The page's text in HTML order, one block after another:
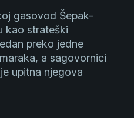
gasovod Šepak-
kao strateški
preko jedne
a sagovornici
upitna njegova